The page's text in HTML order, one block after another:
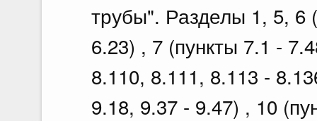
трубы". Разделы 1, 5, 6
6.23) , 7 (пункты 7.1 -
8.110, 8.111, 8.113 -
9.18, 9.37 - 9.47) , 10